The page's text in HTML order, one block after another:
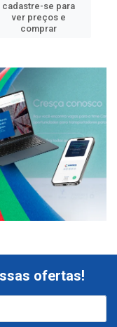
cadastre-se para
ver preços e
comprar
ofertas!